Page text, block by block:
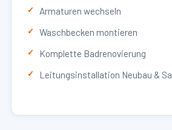
Armaturen wechseln
Waschbecken montieren
Komplette Badrenovierung
Leitungsinstallation Neubau &